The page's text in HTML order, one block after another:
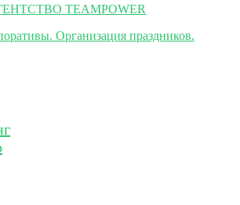
TEAMPOWER
Организация праздников.